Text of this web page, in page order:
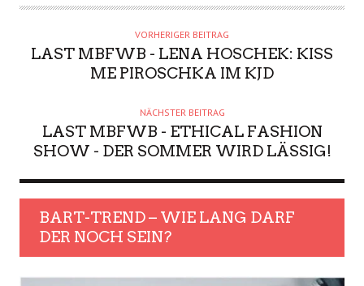
VORHERIGER BEITRAG
LAST MBFWB - LENA HOSCHEK: KISS
ME PIROSCHKA IM KJD
NÄCHSTER BEITRAG
LAST MBFWB - ETHICAL FASHION
SHOW - DER SOMMER WIRD LÄSSIG!
BART-TREND – WIE LANG DARF
DER NOCH SEIN?